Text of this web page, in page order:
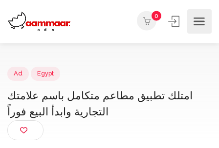
0
امتلك تطبيق مطاعم متكامل باسم علامتك
التجارية وابدأ البيع فوراً